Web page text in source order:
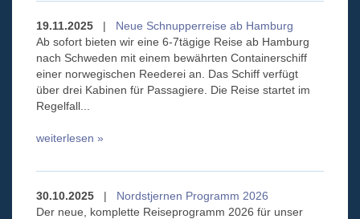
19.11.2025 | Neue Schnupperreise ab Hamburg
Ab sofort bieten wir eine 6-7tägige Reise ab Hamburg
nach Schweden mit einem bewährten Containerschiff
einer norwegischen Reederei an. Das Schiff verfügt
über drei Kabinen für Passagiere. Die Reise startet im
Regelfall...
weiterlesen »
30.10.2025 | Nordstjernen Programm 2026
Der neue, komplette Reiseprogramm 2026 für unser